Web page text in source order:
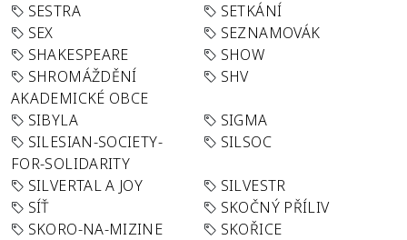
SESTRA
SETKÁNÍ
SEX
SEZNAMOVÁK
SHAKESPEARE
SHOW
SHROMÁŽDĚNÍ
AKADEMICKÉ OBCE
SHV
SIBYLA
SIGMA
SILESIAN-SOCIETY-
FOR-SOLIDARITY
SILSOC
SILVERTAL A JOY
SILVESTR
SÍŤ
SKOČNÝ PŘÍLIV
SKORO-NA-MIZINE
SKOŘICE